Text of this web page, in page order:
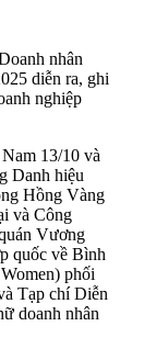
nhân
diễn ra, ghi
nghiệp
13/10 và
Danh hiệu
Hồng Vàng
và Công
Vương
quốc về Bình
phối
Tạp chí Diễn
doanh nhân